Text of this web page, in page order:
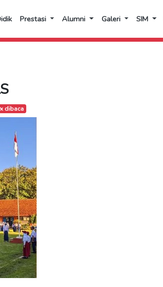
Prestasi Alumni Galeri SIM
dibaca